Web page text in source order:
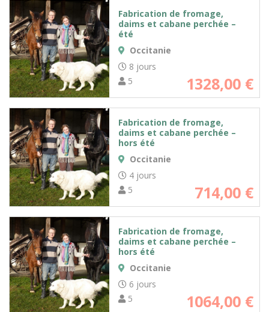
Fabrication de fromage,
daims et cabane perchée –
été
Occitanie
8 jours
5
1328,00 €
Fabrication de fromage,
daims et cabane perchée –
hors été
Occitanie
4 jours
5
714,00 €
Fabrication de fromage,
daims et cabane perchée –
hors été
Occitanie
6 jours
5
1064,00 €